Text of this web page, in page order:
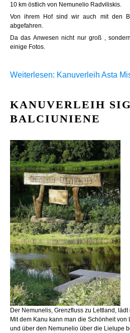
10 km östlich von Nemunelio Radviliskis.
Von ihrem Hof sind wir auch mit den
abgefahren.
Da das Anwesen nicht nur groß ,
einige Fotos.
Weiterlesen: Kanuverleih Asta
KANUVERLEIH
BALCIUNIENE
Der Nemunelis, Grenzfluss zu Lettland, lädt
Mit dem Kanu kann man die Schönheit
und über den Nemunelio über die Lielupe